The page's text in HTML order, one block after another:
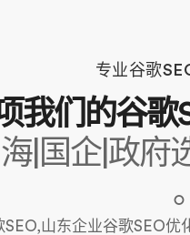
专业谷歌
我们的谷
|国企|政府
。
山东企业谷歌SEO